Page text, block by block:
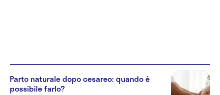
Parto naturale dopo cesareo: quando è
possibile farlo?